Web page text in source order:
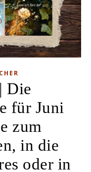
Die
für Juni
zum
in die
oder in